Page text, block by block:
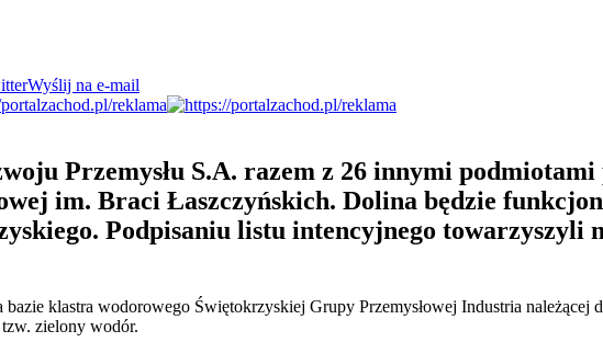
Wyślij na e-mail
Przemysłu S.A. razem z 26 innymi
im. Braci Łaszczyńskich. Dolina będzie
Podpisaniu listu intencyjnego
klastra wodorowego Świętokrzyskiej Grupy Przemysłowej Industria
zielony wodór.